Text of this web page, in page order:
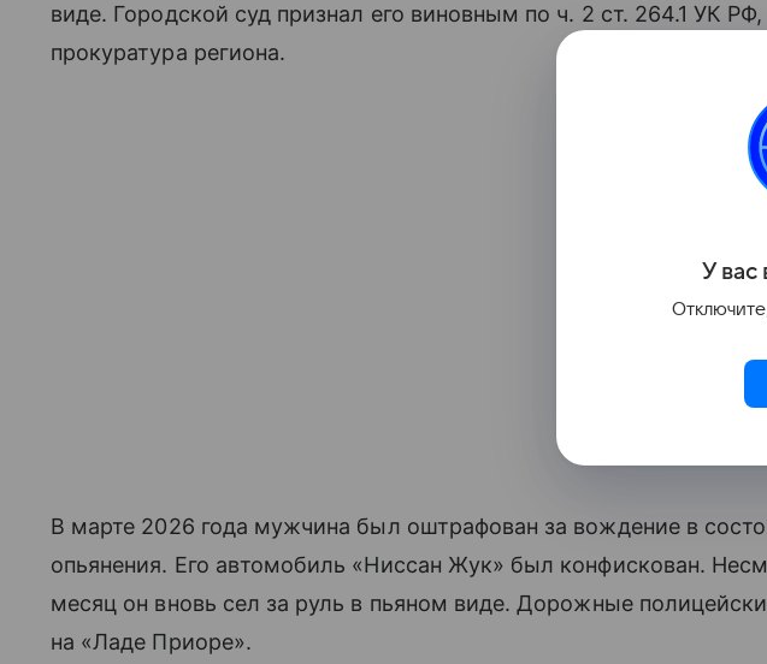
виде. Городской суд признал его виновным по ч. 2 ст. 264.1 УК
прокуратура региона.
В марте 2026 года мужчина был оштрафован за вождение в
опьянения. Его автомобиль «Ниссан Жук» был конфискован.
месяц он вновь сел за руль в пьяном виде. Дорожные
на «Ладе Приоре».
У вас